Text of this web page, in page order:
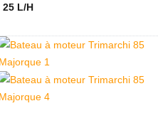
25 L/h